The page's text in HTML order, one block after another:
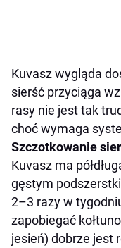
Kuvasz wygląda
sierść przyciąga
rasy nie jest tak
choć wymaga
Szczotkowanie
Kuvasz ma
gęstym
2–3 razy w
zapobiegać
jesień) dobrze jest